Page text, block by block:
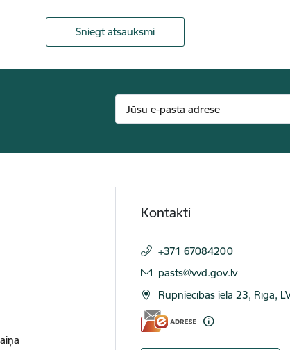
Sniegt atsauksmi
Kontakti
+371 67084200
E-pasts:
pasts@vvd.gov.lv
Rūpniecības iela 23, Rīga,